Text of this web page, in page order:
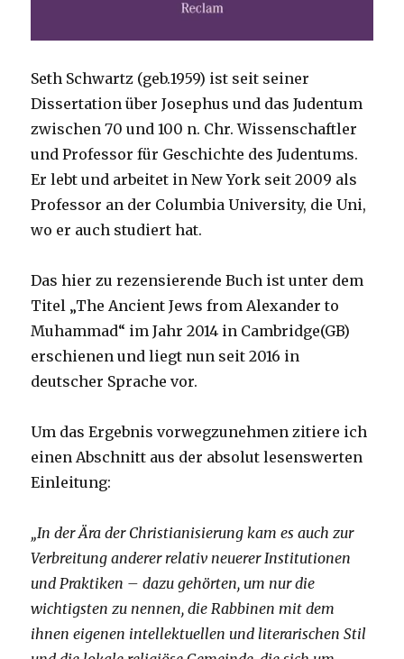
Seth Schwartz (geb.1959) ist seit seiner
Dissertation über Josephus und das Judentum
zwischen 70 und 100 n. Chr. Wissenschaftler
und Professor für Geschichte des Judentums.
Er lebt und arbeitet in New York seit 2009 als
Professor an der Columbia University, die Uni,
wo er auch studiert hat.
Das hier zu rezensierende Buch ist unter dem
Titel „The Ancient Jews from Alexander to
Muhammad“ im Jahr 2014 in Cambridge(GB)
erschienen und liegt nun seit 2016 in
deutscher Sprache vor.
Um das Ergebnis vorwegzunehmen zitiere ich
einen Abschnitt aus der absolut lesenswerten
Einleitung:
„In der Ära der Christianisierung kam es auch zur
Verbreitung anderer relativ neuerer Institutionen
und Praktiken – dazu gehörten, um nur die
wichtigsten zu nennen, die Rabbinen mit dem
ihnen eigenen intellektuellen und literarischen Stil